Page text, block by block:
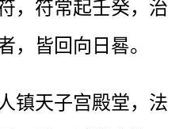
，符常起壬癸，治
，皆回向日晷。
镇天子宫殿堂，法